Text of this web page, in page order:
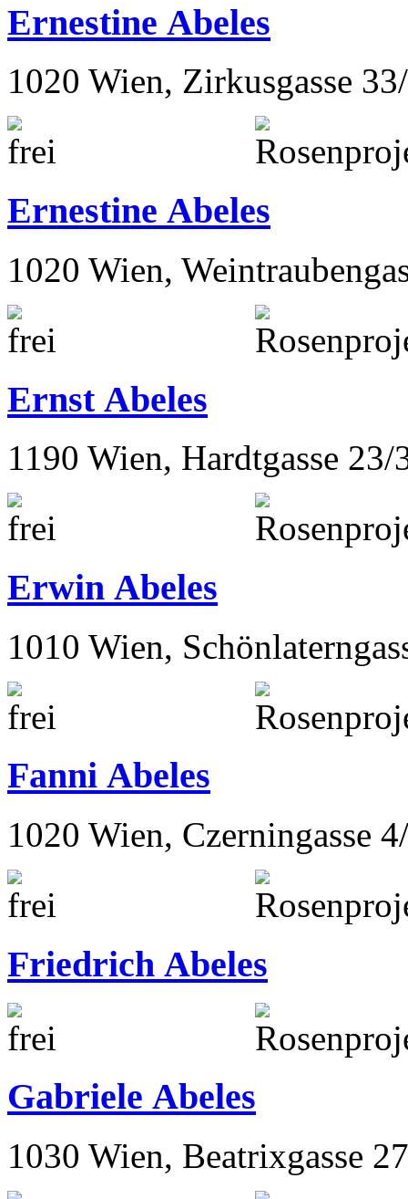
Ernestine Abeles
1020 Wien, Zirkusgasse
Ernestine Abeles
1020 Wien,
Ernst Abeles
1190 Wien, Hardtgasse 23/
Erwin Abeles
1010 Wien,
Fanni Abeles
1020 Wien, Czerningasse
Friedrich Abeles
Gabriele Abeles
1030 Wien, Beatrixgasse